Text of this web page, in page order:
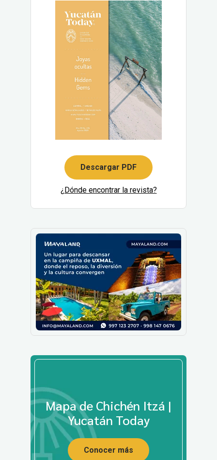
Descargar PDF
¿Dónde encontrar la revista?
Mapa de Chichén Itzá |
Yucatán Today
Conocer más